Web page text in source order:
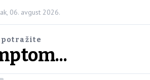
06. avgust 2026.
potražite